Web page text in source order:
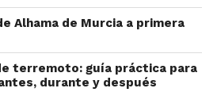
Alhama de Murcia a primera
terremoto: guía práctica para
durante y después